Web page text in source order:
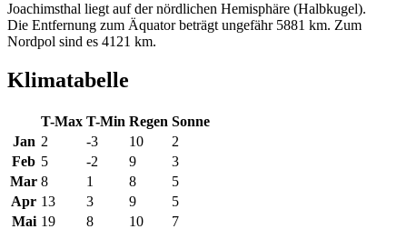
Joachimsthal liegt auf der nördlichen Hemisphäre (Halbkugel).
Die Entfernung zum Äquator beträgt ungefähr 5881 km. Zum
Nordpol sind es 4121 km.
Klimatabelle
T-Max T-Min Regen Sonne
Jan 2 -3 10
2
Feb 5 -2 9
3
Mar 8 1 8
5
Apr 13 3 9
5
Mai 19 8 10 7